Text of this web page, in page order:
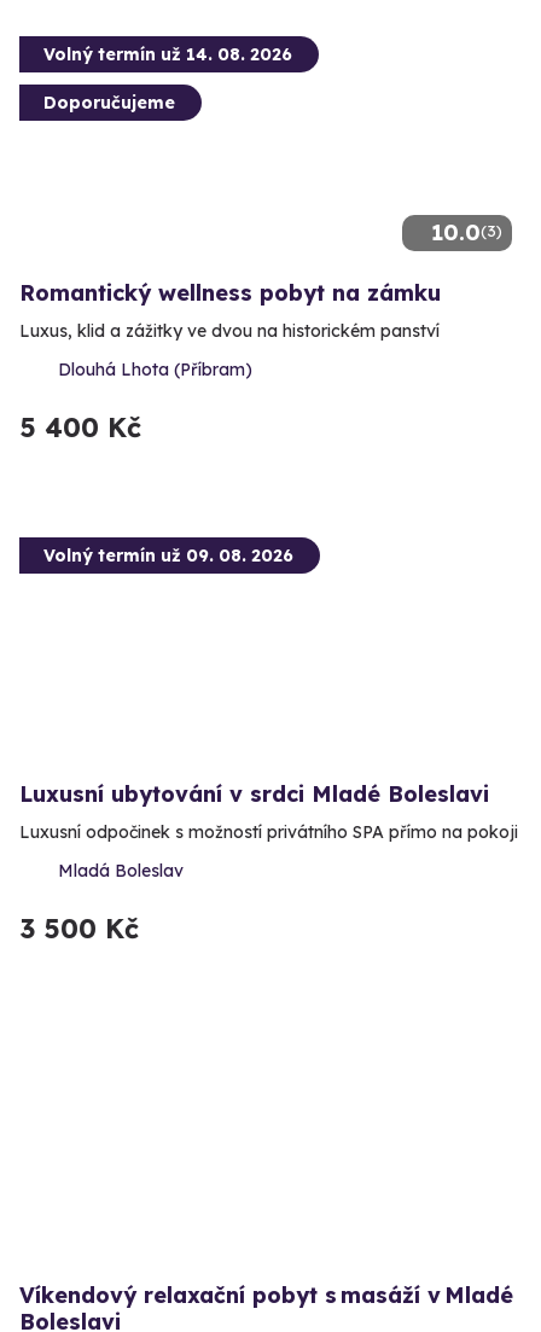
10.0(3)
Volný termín už 14. 08. 2026
Doporučujeme
Romantický wellness pobyt na zámku
Luxus, klid a zážitky ve dvou na historickém panství
Dlouhá Lhota (Příbram)
5 400 Kč
Volný termín už 09. 08. 2026
Luxusní ubytování v srdci Mladé Boleslavi
Luxusní odpočinek s možností privátního SPA přímo na pokoji
Mladá Boleslav
3 500 Kč
Víkendový relaxační pobyt s masáží v Mladé
Boleslavi